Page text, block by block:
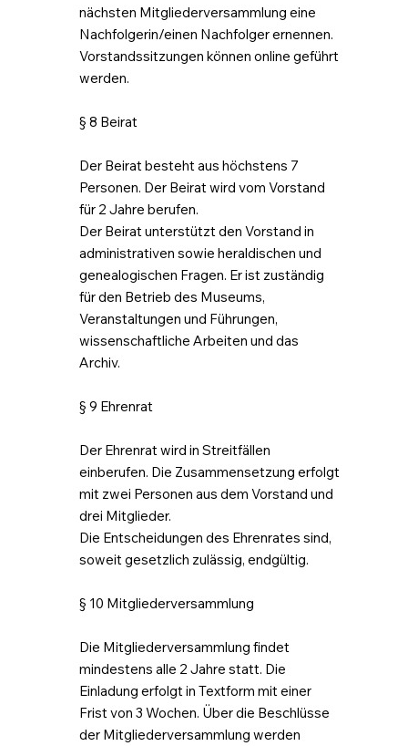
nächsten Mitgliederversammlung eine
Nachfolgerin/einen Nachfolger ernennen.
Vorstandssitzungen können online geführt
werden.
§ 8 Beirat
Der Beirat besteht aus höchstens 7
Personen. Der Beirat wird vom Vorstand
für 2 Jahre berufen.
Der Beirat unterstützt den Vorstand in
administrativen sowie heraldischen und
genealogischen Fragen. Er ist zuständig
für den Betrieb des Museums,
Veranstaltungen und Führungen,
wissenschaftliche Arbeiten und das
Archiv.
§ 9 Ehrenrat
Der Ehrenrat wird in Streitfällen
einberufen. Die Zusammensetzung erfolgt
mit zwei Personen aus dem Vorstand und
drei Mitglieder.
Die Entscheidungen des Ehrenrates sind,
soweit gesetzlich zulässig, endgültig.
§ 10 Mitgliederversammlung
Die Mitgliederversammlung findet
mindestens alle 2 Jahre statt. Die
Einladung erfolgt in Textform mit einer
Frist von 3 Wochen. Über die Beschlüsse
der Mitgliederversammlung werden